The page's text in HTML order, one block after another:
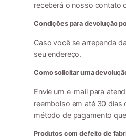
receberá o nosso contato
Condições para devolução
Caso você se arrependa
seu endereço.
Como solicitar uma
Envie um e-mail para
reembolso em até 30
método de pagamento
Produtos com defeito de